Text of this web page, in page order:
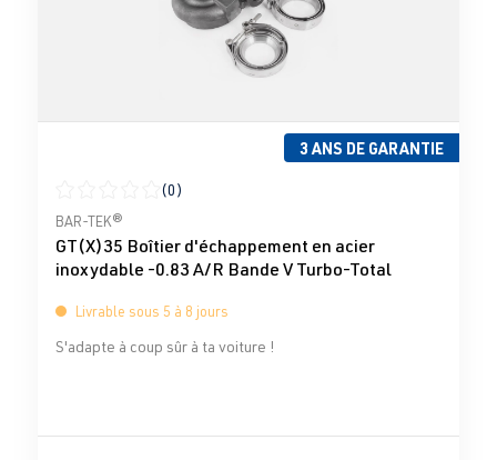
3 ANS DE GARANTIE
Note moyenne de 0 sur 5 étoiles
(0)
BAR-TEK®
GT(X)35 Boîtier d'échappement en acier
inoxydable -0.83 A/R Bande V Turbo-Total
Livrable sous 5 à 8 jours
S'adapte à coup sûr à ta voiture !